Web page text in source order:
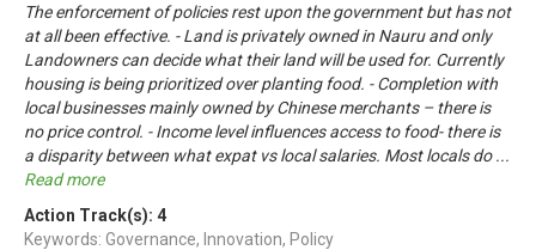
The enforcement of policies rest upon the government but has not
at all been effective. - Land is privately owned in Nauru and only
Landowners can decide what their land will be used for. Currently
housing is being prioritized over planting food. - Completion with
local businesses mainly owned by Chinese merchants – there is
no price control. - Income level influences access to food- there is
a disparity between what expat vs local salaries. Most locals do...
Read more
Action Track(s): 4
Keywords: Governance, Innovation, Policy